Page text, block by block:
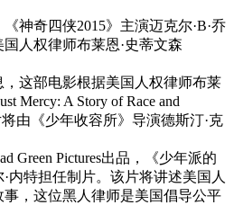
奇四侠2015》主演迈克尔·B·乔
人权律师布莱恩·史蒂文森
这部电影根据美国人权律师布莱
Mercy: A Story of Race and
由《少年收容所》导演德斯汀·克
Green Pictures出品，《少年派的
内特担任制片。该片将讲述美国人
，这位黑人律师是美国倡导公平